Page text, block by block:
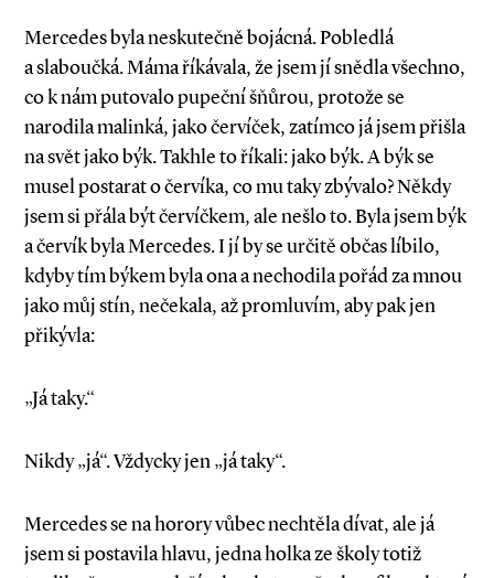
Mercedes byla neskutečně bojácná. Pobledlá
a slaboučká. Máma říkávala, že jsem jí snědla všechno,
co k nám putovalo pupeční šňůrou, protože se
narodila malinká, jako červíček, zatímco já jsem přišla
na svět jako býk. Takhle to říkali: jako býk. A býk se
musel postarat o červíka, co mu taky zbývalo? Někdy
jsem si přála být červíčkem, ale nešlo to. Byla jsem býk
a červík byla Mercedes. I jí by se určitě občas líbilo,
kdyby tím býkem byla ona a nechodila pořád za mnou
jako můj stín, nečekala, až promluvím, aby pak jen
přikývla:
„Já taky.“
Nikdy „já“. Vždycky jen „já taky“.
Mercedes se na horory vůbec nechtěla dívat, ale já
jsem si postavila hlavu, jedna holka ze školy totiž